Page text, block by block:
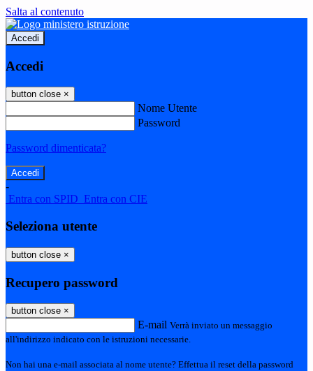
Salta al contenuto
Accedi
Accedi
button close ×
Nome Utente
Password
Password dimenticata?
-
Entra con SPID Entra con CIE
Seleziona utente
button close ×
Recupero password
button close ×
E-mail Verrà inviato un messaggio
all'indirizzo indicato con le istruzioni necessarie.
Non hai una e-mail associata al nome utente? Effettua il reset della password